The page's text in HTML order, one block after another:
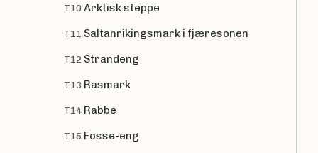
T10 Arktisk steppe
T11 Saltanrikingsmark i fjæresonen
T12 Strandeng
T13 Rasmark
T14 Rabbe
T15 Fosse-eng